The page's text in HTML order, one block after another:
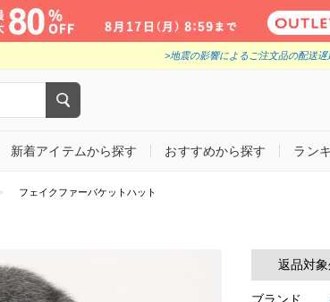
>地震の影響によるご注文品の配送遅
新着アイテムから探す おすすめから探す ラン
フェイクファーバケットハット
返品対